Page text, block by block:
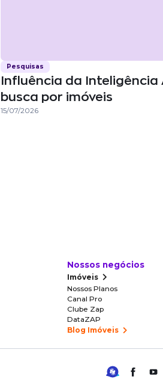
Pesquisas
Influência da Inteligência
busca por imóveis
15/07/2026
Nossos negócios
Imóveis
Nossos Planos
Canal Pro
Clube Zap
DataZAP
Blog Imóveis